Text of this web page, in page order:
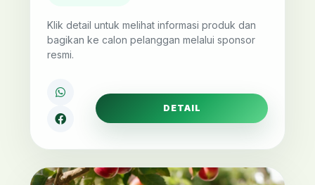
Klik detail untuk melihat informasi produk dan
bagikan ke calon pelanggan melalui sponsor
resmi.
DETAIL